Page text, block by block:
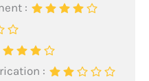
:
: